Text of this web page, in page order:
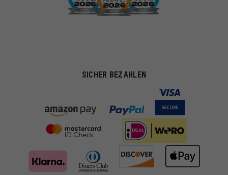
SICHER BEZAHLEN